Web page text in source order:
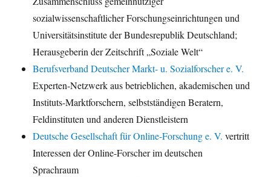
sozialwissenschaftlicher Forschungseinrichtungen und
Universitätsinstitute der Bundesrepublik Deutschland;
Herausgeberin der Zeitschrift „Soziale Welt“
Berufsverband Deutscher Markt- u. Sozialforscher e. V.
Experten-Netzwerk aus betrieblichen, akademischen und
Instituts-Marktforschern, selbstständigen Beratern,
Feldinstituten und anderen Dienstleistern
Deutsche Gesellschaft für Online-Forschung e. V. vertritt
Interessen der Online-Forscher im deutschen
Sprachraum